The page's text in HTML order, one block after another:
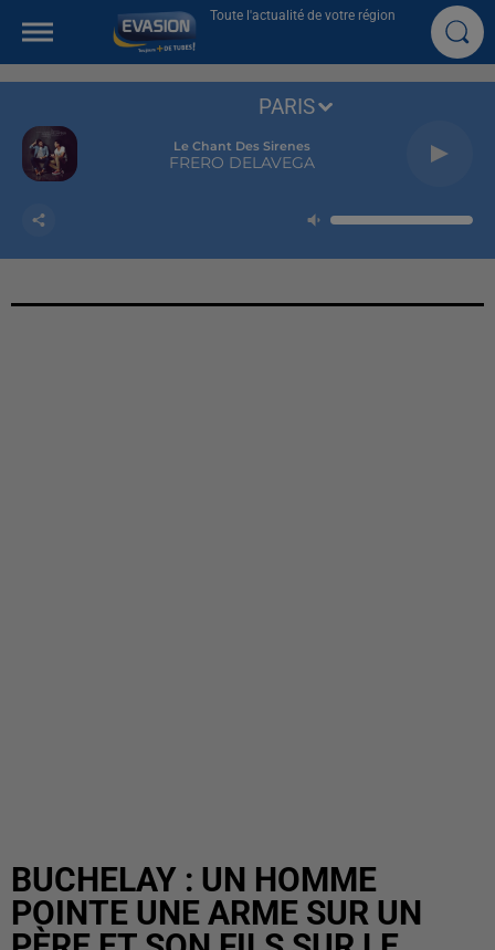
Toute l'actualité de votre région
Le Chant Des Sirenes
FRERO DELAVEGA
PARIS
BUCHELAY : UN HOMME
POINTE UNE ARME SUR UN